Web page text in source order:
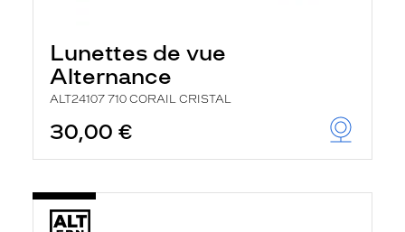
Lunettes de vue
Alternance
ALT24107 710 CORAIL CRISTAL
30,00 €